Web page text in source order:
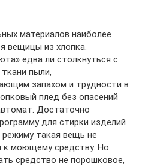
материалов наиболее
вещицы из хлопка.
едва ли столкнуться с
пыли,
запахом и трудности в
плед без опасений
Достаточно
для стирки изделий
режиму такая вещь не
к моющему средству. Но
средство не порошковое,